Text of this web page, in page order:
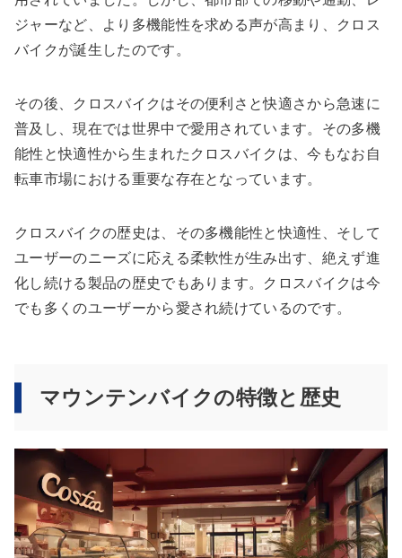
ジャーなど、より多機能性を求める声が高まり、クロス
バイクが誕生したのです。
その後、クロスバイクはその便利さと快適さから急速に
普及し、現在では世界中で愛用されています。その多機
能性と快適性から生まれたクロスバイクは、今もなお自
転車市場における重要な存在となっています。
クロスバイクの歴史は、その多機能性と快適性、そして
ユーザーのニーズに応える柔軟性が生み出す、絶えず進
化し続ける製品の歴史でもあります。クロスバイクは今
でも多くのユーザーから愛され続けているのです。
マウンテンバイクの特徴と歴史